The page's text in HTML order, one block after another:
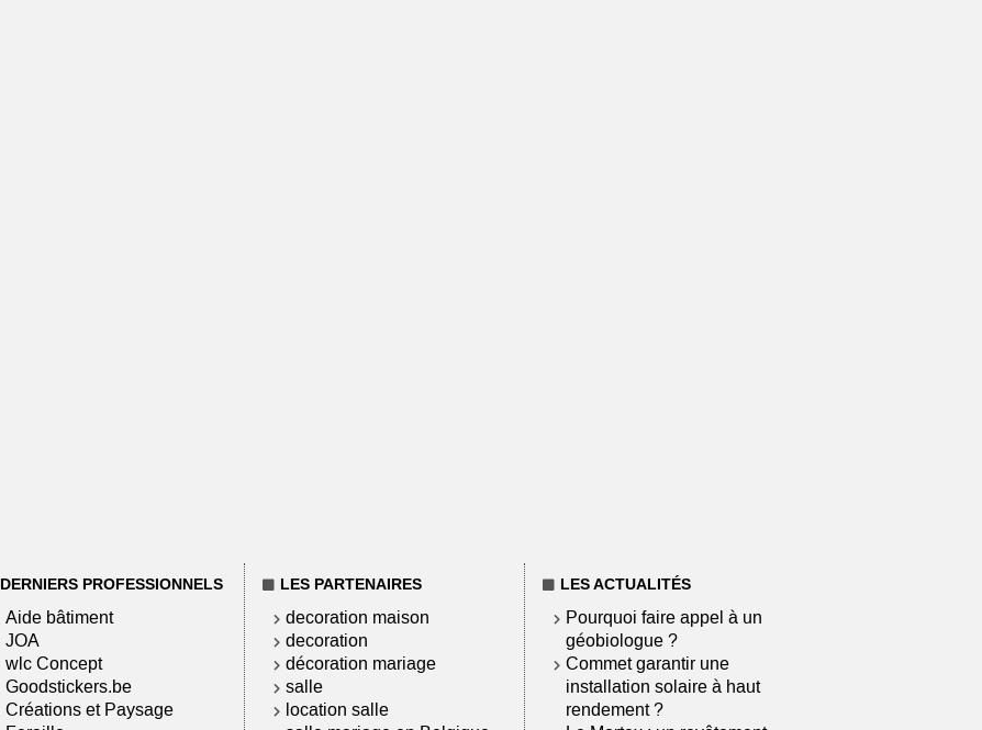
DERNIERS PROFESSIONNELS
Aide bâtiment
JOA
wlc Concept
Goodstickers.be
Créations et Paysage
LES PARTENAIRES
decoration maison
decoration
décoration mariage
salle
location salle
LES ACTUALITÉS
Pourquoi faire appel à un
géobiologue ?
Commet garantir une
installation solaire à haut
rendement ?